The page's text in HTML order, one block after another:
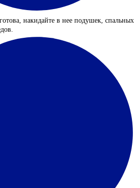
накидайте в нее подушек, спальных